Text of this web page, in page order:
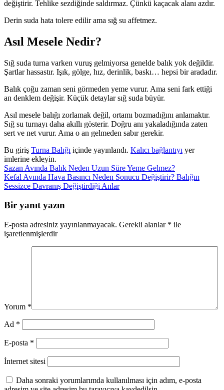
değiştirir. Tehlike sezdiğinde saldırmaz. Çünkü kaçacak alanı azdır.
Derin suda hata tolere edilir ama sığ su affetmez.
Asıl Mesele Nedir?
Sığ suda turna varken vuruş gelmiyorsa genelde balık yok değildir.
Şartlar hassastır. Işık, gölge, hız, derinlik, baskı… hepsi bir aradadır.
Balık çoğu zaman seni görmeden yeme vurur. Ama seni fark ettiği
an denklem değişir. Küçük detaylar sığ suda büyür.
Asıl mesele balığı zorlamak değil, ortamı bozmadığını anlamaktır.
Sığ su turnayı daha akıllı gösterir. Doğru anı yakaladığında zaten
sert ve net vurur. Ama o an gelmeden sabır gerekir.
Bu giriş Turna Balığı içinde yayınlandı. Kalıcı bağlantıyı yer
imlerine ekleyin.
Sazan Avında Balık Neden Uzun Süre Yeme Gelmez?
Kefal Avında Hava Basıncı Neden Sonucu Değiştirir? Balığın
Sessizce Davranış Değiştirdiği Anlar
Bir yanıt yazın
E-posta adresiniz yayınlanmayacak. Gerekli alanlar * ile
işaretlenmişlerdir
Yorum *
Ad *
E-posta *
İnternet sitesi
Daha sonraki yorumlarımda kullanılması için adım, e-posta